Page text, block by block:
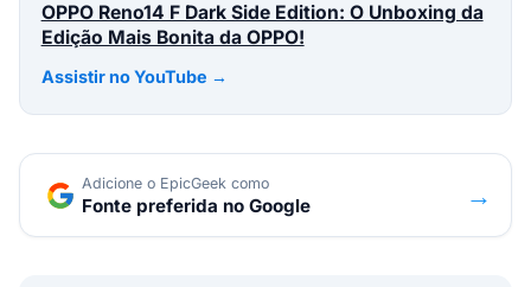
OPPO Reno14 F Dark Side Edition: O Unboxing da
Edição Mais Bonita da OPPO!
Assistir no YouTube →
Adicione o EpicGeek como
Fonte preferida no Google →